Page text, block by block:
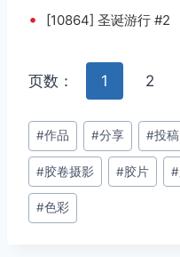
• [10864] 圣诞游行 #2
页数： 1 2
文
章
标
签：
#作品 #分享 #投稿
#胶卷摄影 #胶片 #
#色彩